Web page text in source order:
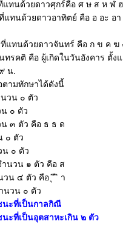
แทนด้วยดาวศุกร์คือ ศ ษ ส ห ฬ ฮ
ทนด้วยดาวอาทิตย์ คือ อ อะ อา
แทนด้วยดาวจันทร์ คือ ก ข ค ฆ
รคติ คือ ผู้เกิดในวันอังคาร ตั้งแ
น.
ตามทักษาได้ดังนี้
วน ๐ ตัว
๐ ตัว
น ๓ ตัว คือ ธ ธ ด
๐ ตัว
น ๐ ตัว
ำนวน ๑ ตัว คือ ส
วน ๔ ตัว คือ ุ ี ิ า
นวน ๐ ตัว
ะที่เป็นกาลกิณี
ะที่เป็นอุตสาหะเกิน ๒ ตัว